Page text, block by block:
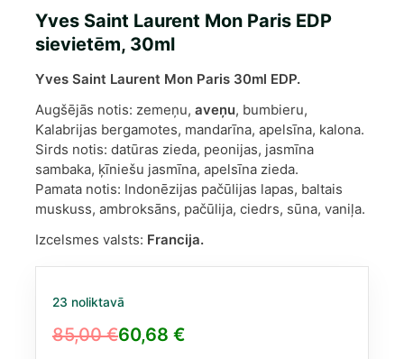
Yves Saint Laurent Mon Paris EDP
sievietēm, 30ml
Yves Saint Laurent Mon Paris 30ml EDP.
Augšējās notis: zemeņu, aveņu, bumbieru,
Kalabrijas bergamotes, mandarīna, apelsīna, kalona.
Sirds notis: datūras zieda, peonijas, jasmīna
sambaka, ķīniešu jasmīna, apelsīna zieda.
Pamata notis: Indonēzijas pačūlijas lapas, baltais
muskuss, ambroksāns, pačūlija, ciedrs, sūna, vaniļa.
Izcelsmes valsts: Francija.
23 noliktavā
85,00€
Original
60,68 €
Current